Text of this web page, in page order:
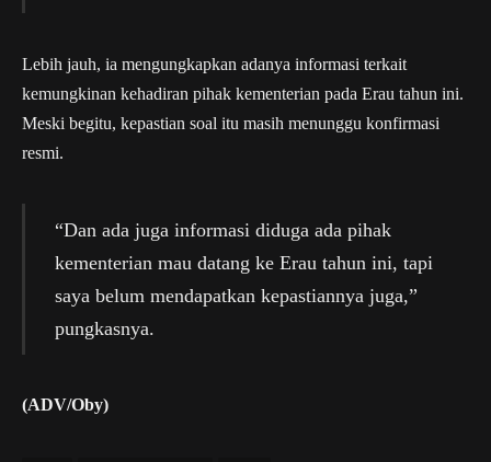
Lebih jauh, ia mengungkapkan adanya informasi terkait
kemungkinan kehadiran pihak kementerian pada Erau tahun ini.
Meski begitu, kepastian soal itu masih menunggu konfirmasi
resmi.
“Dan ada juga informasi diduga ada pihak
kementerian mau datang ke Erau tahun ini, tapi
saya belum mendapatkan kepastiannya juga,”
pungkasnya.
(ADV/Oby)